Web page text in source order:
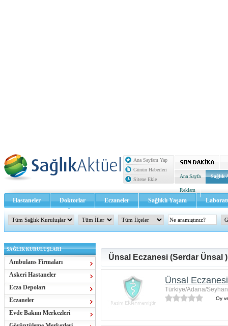
Ana Sayfam Yap
Günün Haberleri
Sitene Ekle
Ana Sayfa Sağlık
Reklam
Hastaneler Doktorlar Eczaneler Sağlıklı Yaşam
Sağlık TV - Video İletişim
SAĞLIK KURULUŞLARI
Ambulans Firmaları
Askeri Hastaneler
Ecza Depoları
Eczaneler
Evde Bakım Merkezleri
Ünsal Eczanesi (Serdar Ünsal )
Ünsal
Türkiye/Adana/Seyhan
Oy